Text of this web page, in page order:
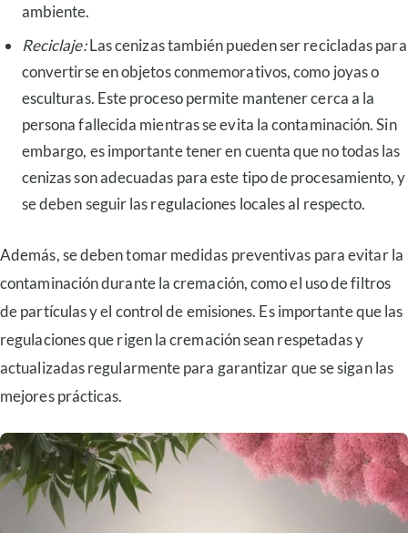
ambiente.
Reciclaje:Las cenizas también pueden ser recicladas para
convertirse en objetos conmemorativos, como joyas o
esculturas. Este proceso permite mantener cerca a la
persona fallecida mientras se evita la contaminación. Sin
embargo, es importante tener en cuenta que no todas las
cenizas son adecuadas para este tipo de procesamiento, y
se deben seguir las regulaciones locales al respecto.
Además, se deben tomar medidas preventivas para evitar la
contaminación durante la cremación, como el uso de filtros
de partículas y el control de emisiones. Es importante que las
regulaciones que rigen la cremación sean respetadas y
actualizadas regularmente para garantizar que se sigan las
mejores prácticas.